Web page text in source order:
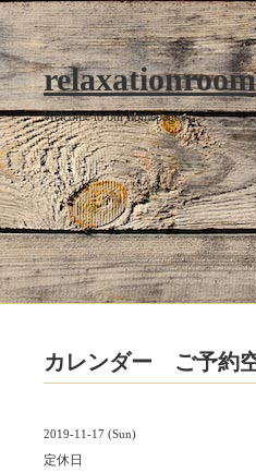
Welcome to our homepage
カレンダー ご予約
2019-11-17 (Sun)
定休日